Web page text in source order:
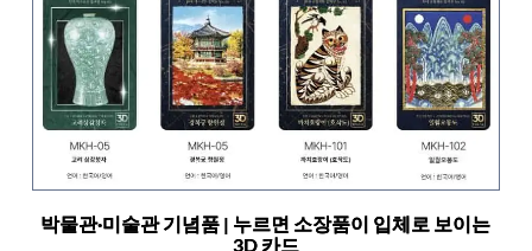
박물관·미술관 기념품 | 누르면 소장품이 입체로 보이는
3D 카드